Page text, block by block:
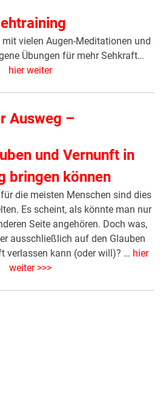
vielen Augen-Meditationen und
Übungen für mehr Sehkraft…
hier weiter
Ausweg –
und Vernunft in
bringen können
die meisten Menschen sind dies
Es scheint, als könnte man nur
Seite angehören. Doch was,
ausschließlich auf den Glauben
verlassen kann (oder will)? … hier
weiter >>>